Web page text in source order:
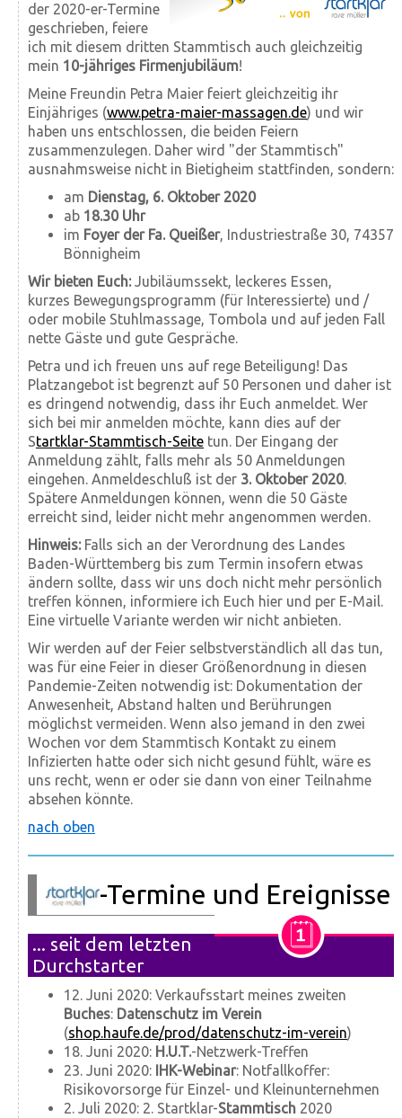
der 2020-er-Termine
geschrieben, feiere
ich mit diesem dritten Stammtisch auch gleichzeitig
mein 10-jähriges Firmenjubiläum!
Meine Freundin Petra Maier feiert gleichzeitig ihr
Einjähriges (www.petra-maier-massagen.de) und wir
haben uns entschlossen, die beiden Feiern
zusammenzulegen. Daher wird "der Stammtisch"
ausnahmsweise nicht in Bietigheim stattfinden, sondern:
am Dienstag, 6. Oktober 2020
ab 18.30 Uhr
im Foyer der Fa. Queißer, Industriestraße 30, 74357
Bönnigheim
Wir bieten Euch:Jubiläumssekt, leckeres Essen,
kurzes Bewegungsprogramm (für Interessierte) und /
oder mobile Stuhlmassage, Tombola und auf jeden Fall
nette Gäste und gute Gespräche.
Petra und ich freuen uns auf rege Beteiligung! Das
Platzangebot ist begrenzt auf 50 Personen und daher ist
es dringend notwendig, dass ihr Euch anmeldet. Wer
sich bei mir anmelden möchte, kann dies auf der
Startklar-Stammtisch-Seite tun. Der Eingang der
Anmeldung zählt, falls mehr als 50 Anmeldungen
eingehen. Anmeldeschluß ist der 3. Oktober 2020.
Spätere Anmeldungen können, wenn die 50 Gäste
erreicht sind, leider nicht mehr angenommen werden.
Hinweis: Falls sich an der Verordnung des Landes
Baden-Württemberg bis zum Termin insofern etwas
ändern sollte, dass wir uns doch nicht mehr persönlich
treffen können, informiere ich Euch hier und per E-Mail.
Eine virtuelle Variante werden wir nicht anbieten.
Wir werden auf der Feier selbstverständlich all das tun,
was für eine Feier in dieser Größenordnung in diesen
Pandemie-Zeiten notwendig ist: Dokumentation der
Anwesenheit, Abstand halten und Berührungen
möglichst vermeiden. Wenn also jemand in den zwei
Wochen vor dem Stammtisch Kontakt zu einem
Infizierten hatte oder sich nicht gesund fühlt, wäre es
uns recht, wenn er oder sie dann von einer Teilnahme
absehen könnte.
nach oben
-Termine und Ereignisse
... seit dem letzten
Durchstarter
12. Juni 2020: Verkaufsstart meines zweiten
Buches: Datenschutz im Verein
(shop.haufe.de/prod/datenschutz-im-verein)
18. Juni 2020: H.U.T.-Netzwerk-Treffen
23. Juni 2020: IHK-Webinar: Notfallkoffer:
Risikovorsorge für Einzel- und Kleinunternehmen
2. Juli 2020: 2. Startklar-Stammtisch 2020